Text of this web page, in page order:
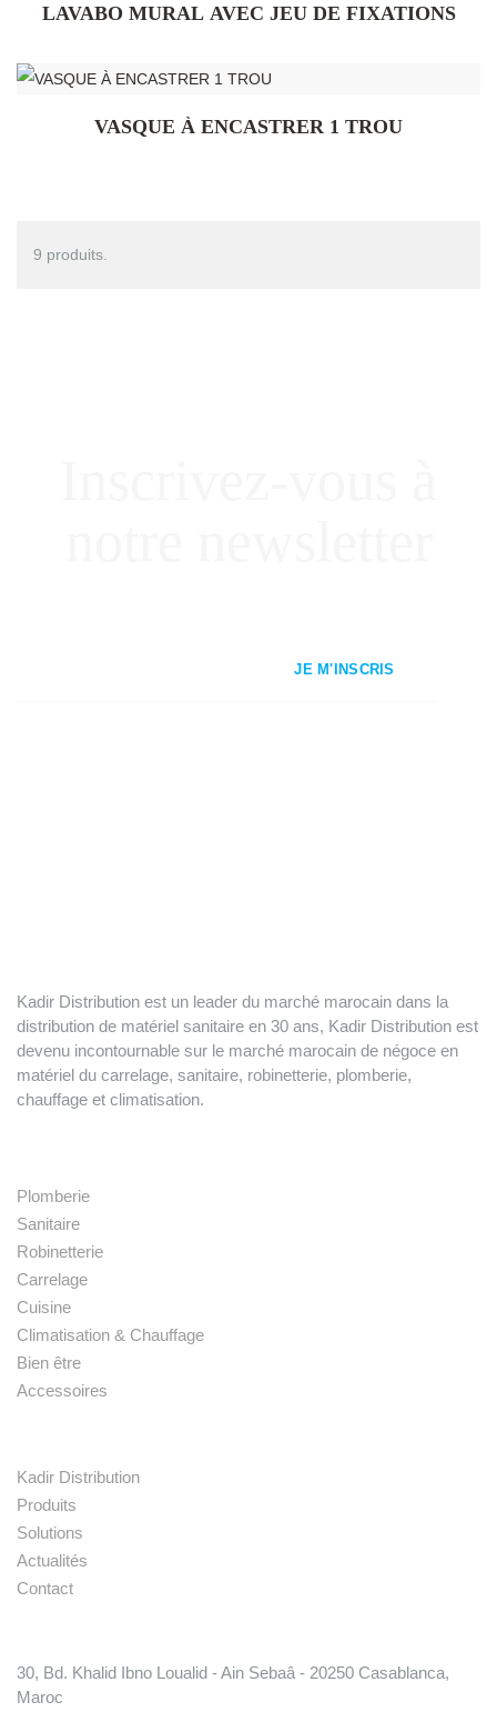
LAVABO MURAL AVEC JEU DE FIXATIONS
VASQUE À ENCASTRER 1 TROU
9 produits.
JE M'INSCRIS
Kadir Distribution est un leader du marché marocain dans la
distribution de matériel sanitaire en 30 ans, Kadir Distribution est
devenu incontournable sur le marché marocain de négoce en
matériel du carrelage, sanitaire, robinetterie, plomberie,
chauffage et climatisation.
Plomberie
Sanitaire
Robinetterie
Carrelage
Cuisine
Climatisation & Chauffage
Bien être
Accessoires
Kadir Distribution
Produits
Solutions
Actualités
Contact
30, Bd. Khalid Ibno Loualid - Ain Sebaâ - 20250 Casablanca,
Maroc